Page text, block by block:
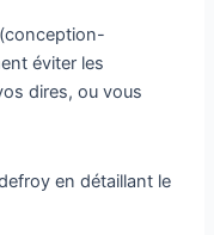
(conception-
éviter les
dires, ou vous
en détaillant le